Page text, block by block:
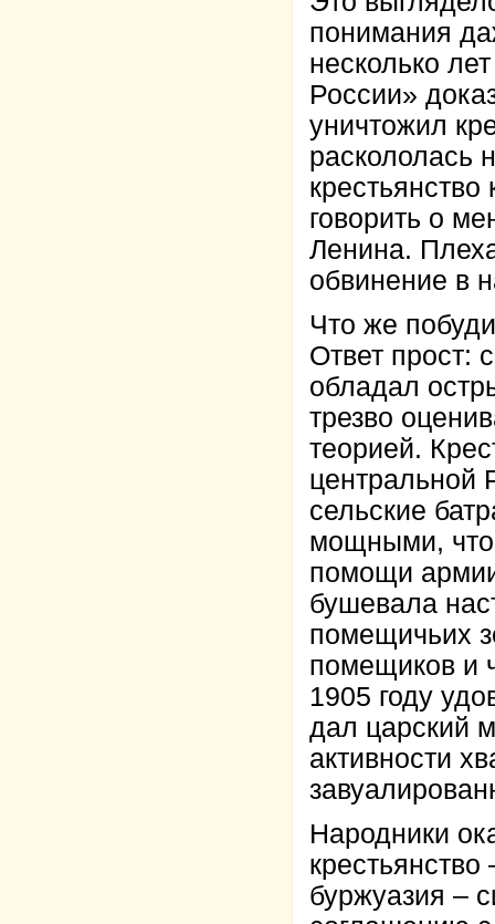
понимания
несколько
России»
уничтожил
раскололась
говорить о
Ленина.
обвинение в
Что же
Ответ прост:
обладал
трезво
теорией.
центральной
сельские
мощными, что
помощи
бушевала
помещичьих
помещиков и
1905 году
дал царский
активности
Народники
буржуазия –